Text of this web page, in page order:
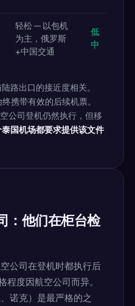
轻松 — 以包机
为主，俄罗斯
+中国交通
低
中
路出口的接近度相关。
携带有效的后续机票。
公司登机仍然执行，但移
国机场都要求提供该文件
：他们在柜台检
公司在登机时都执行后
度因航空公司而异。
诺克）是最严格的之